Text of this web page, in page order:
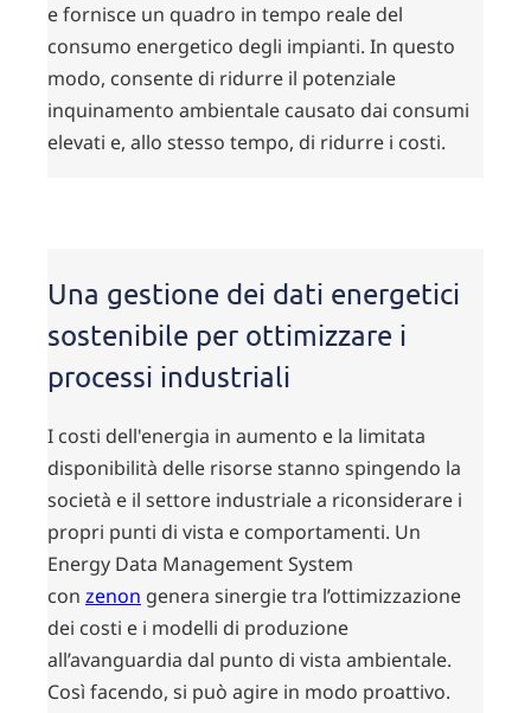
e fornisce un quadro in tempo reale del
consumo energetico degli impianti. In questo
modo, consente di ridurre il potenziale
inquinamento ambientale causato dai consumi
elevati e, allo stesso tempo, di ridurre i costi.
Una gestione dei dati energetici
sostenibile per ottimizzare i
processi industriali
I costi dell'energia in aumento e la limitata
disponibilità delle risorse stanno spingendo la
società e il settore industriale a riconsiderare i
propri punti di vista e comportamenti. Un
Energy Data Management System
con zenon genera sinergie tra l’ottimizzazione
dei costi e i modelli di produzione
all’avanguardia dal punto di vista ambientale.
Così facendo, si può agire in modo proattivo.